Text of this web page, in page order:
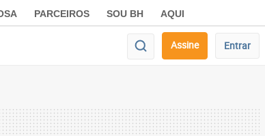
PARCEIROS SOU BH AQUI
Assine Entrar